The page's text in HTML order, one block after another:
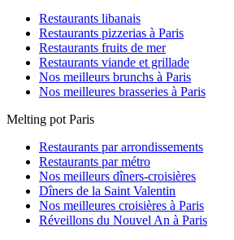
Restaurants libanais
Restaurants pizzerias à Paris
Restaurants fruits de mer
Restaurants viande et grillade
Nos meilleurs brunchs à Paris
Nos meilleures brasseries à Paris
Melting pot Paris
Restaurants par arrondissements
Restaurants par métro
Nos meilleurs dîners-croisières
Dîners de la Saint Valentin
Nos meilleures croisières à Paris
Réveillons du Nouvel An à Paris